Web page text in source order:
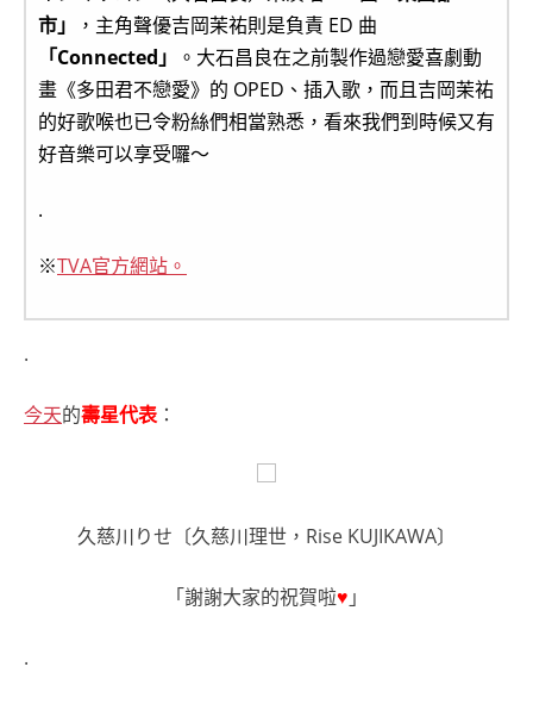
市」
，主角聲優吉岡茉祐則是負責 ED 曲
「Connected」
。大石昌良在之前製作過戀愛喜劇動
畫《多田君不戀愛》的 OPED、插入歌，而且吉岡茉祐
的好歌喉也已令粉絲們相當熟悉，看來我們到時候又有
好音樂可以享受囉～
.
※TVA官方網站。
.
今天的壽星代表：
久慈川りせ〔久慈川理世，Rise KUJIKAWA〕
「謝謝大家的祝賀啦♥ 」
.